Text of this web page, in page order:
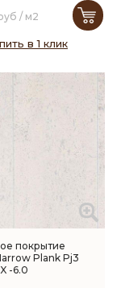
/ м2
в 1 клик
покрытие
Plank Pj3
-6.0